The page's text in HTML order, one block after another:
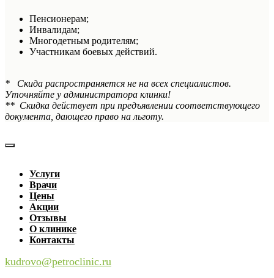
Пенсионерам;
Инвалидам;
Многодетным родителям;
Участникам боевых действий.
* Скида распространяется не на всех специалистов.
Уточняйте у администратора клинки!
** Скидка действует при предъявлении соответствующего
документа, дающего право на льготу.
Услуги
Врачи
Цены
Акции
Отзывы
О клинике
Контакты
kudrovo@petroclinic.ru